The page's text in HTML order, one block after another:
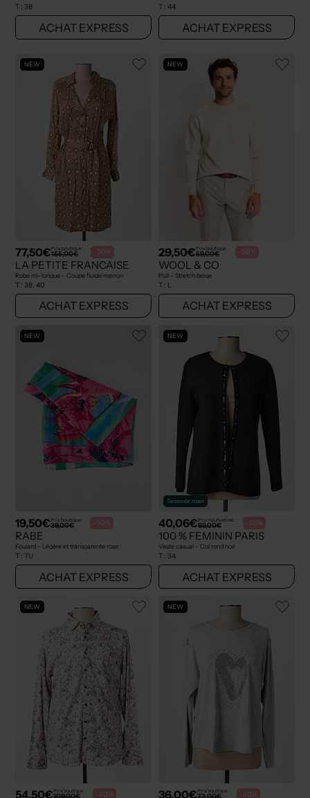
T : 38
ACHAT EXPRESS
T : 44
ACHAT EXPRESS
NEW
77,50€Prix boutique :
155,00€ -50%
LA PETITE FRANCAISE
Robe mi-longue - Coupe fluide marron
T : 38, 40
ACHAT EXPRESS
NEW
29,50€Prix boutique :
59,00€ -50%
WOOL & CO
Pull - Stretch beige
T : L
ACHAT EXPRESS
NEW
19,50€Prix boutique :
39,00€ -50%
RABE
Foulard - Légère et transparente rose
T : TU
ACHAT EXPRESS
NEW
Seconde main
40,06€Prix neuf estimé :
89,00€ -55%
100 % FEMININ PARIS
Veste casual - Col rond noir
T : 34
ACHAT EXPRESS
NEW
54,50€Prix boutique : -50%
NEW
36,00€Prix boutique : -50%